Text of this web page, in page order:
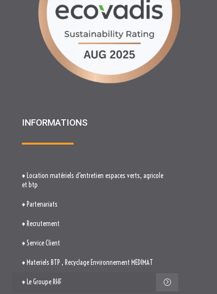
INFORMATIONS
♦ Location matériels d’entretien espaces verts, agricole
et btp
♦ Partenariats
♦ Recrutement
♦ Service Client
♦ Materiels BTP , Recyclage Environnement MEDIMAT
♦ Le Groupe RHF